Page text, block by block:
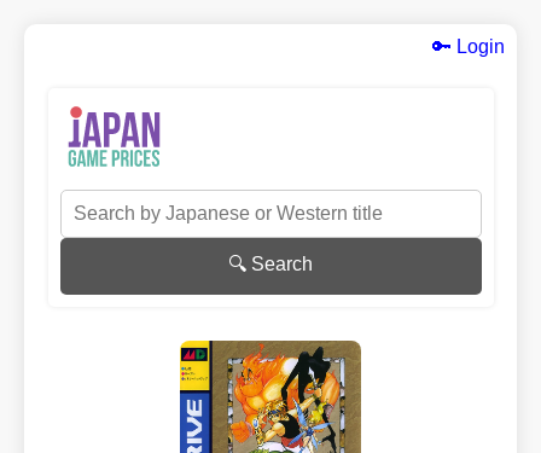
🔑 Login
🔍 Search